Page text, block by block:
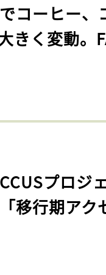
コーヒー、
きく変動。
プロジ
移行期アク